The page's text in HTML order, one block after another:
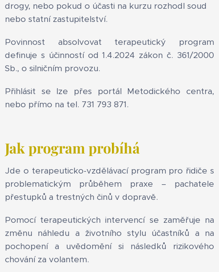
drogy, nebo pokud o účasti na kurzu rozhodl soud
nebo statní zastupitelství.
Povinnost absolvovat terapeutický program
definuje s účinností od 1.4.2024 zákon č. 361/2000
Sb., o silničním provozu.
Přihlásit se lze přes portál Metodického centra,
nebo přímo na tel. 731 793 871.
Jak program probíhá
Jde o terapeuticko-vzdělávací program pro řidiče s
problematickým průběhem praxe – pachatele
přestupků a trestných činů v dopravě.
Pomocí terapeutických intervencí se zaměřuje na
změnu náhledu a životního stylu účastníků a na
pochopení a uvědomění si následků rizikového
chování za volantem.